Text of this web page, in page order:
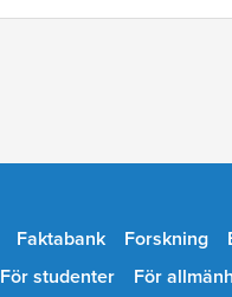
Faktabank Forskning
För studenter För